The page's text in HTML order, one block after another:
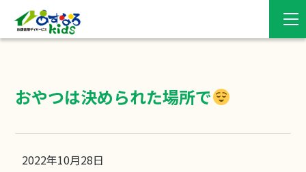
おやつは決められた場所で
2022年10月28日